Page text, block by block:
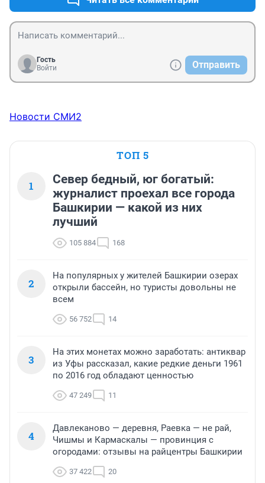
Гость
Войти
Отправить
Новости СМИ2
ТОП 5
1
Север бедный, юг богатый:
журналист проехал все города
Башкирии — какой из них
лучший
105 884 168
2
На популярных у жителей Башкирии озерах
открыли бассейн, но туристы довольны не
всем
56 752 14
3
На этих монетах можно заработать: антиквар
из Уфы рассказал, какие редкие деньги 1961
по 2016 год обладают ценностью
47 249 11
4
Давлеканово — деревня, Раевка — не рай,
Чишмы и Кармаскалы — провинция с
огородами: отзывы на райцентры Башкирии
37 422 20